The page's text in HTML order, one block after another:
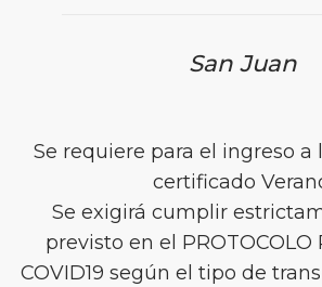
San Juan
Se requiere para el ingreso a
certificado
Se exigirá cumplir
previsto en el PROTOCOLO
COVID19 según el tipo de